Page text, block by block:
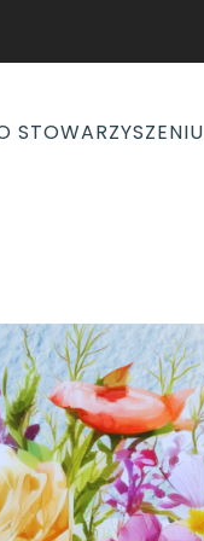
STOWARZYSZENIU